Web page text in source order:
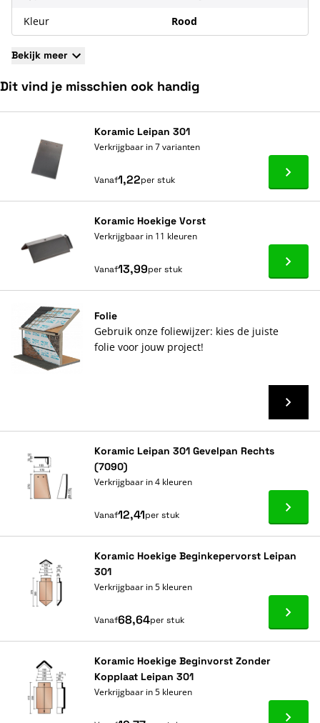
Kleur
Rood
Bekijk meer
Dit vind je misschien ook handig
Koramic Leipan 301
Verkrijgbaar in 7 varianten
Vanaf1,22per stuk Ga
Koramic Hoekige Vorst
Verkrijgbaar in 11 kleuren
Vanaf13,99per stuk Ga
Folie
Gebruik onze foliewijzer: kies de juiste
folie voor jouw project!
Koramic Leipan 301 Gevelpan Rechts
(7090)
Verkrijgbaar in 4 kleuren
Vanaf12,41per stuk Ga
Koramic Hoekige Beginkepervorst Leipan
301
Verkrijgbaar in 5 kleuren
Vanaf68,64per stuk Ga
Koramic Hoekige Beginvorst Zonder
Kopplaat Leipan 301
Verkrijgbaar in 5 kleuren